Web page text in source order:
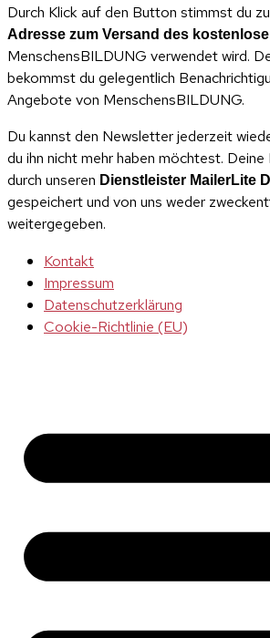
Durch Klick auf den Button stimmst du
Adresse zum Versand des
MenschensBILDUNG verwendet wird.
bekommst du gelegentlich
Angebote von MenschensBILDUNG.
Du kannst den Newsletter jederzeit
du ihn nicht mehr haben möchtest.
durch unseren Dienstleister MailerLite
gespeichert und von uns weder
weitergegeben.
Kontakt
Impressum
Datenschutzerklärung
Cookie-Richtlinie (EU)